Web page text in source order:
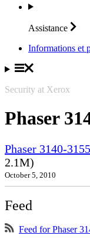
Assistance
Informations et
Security at Xerox
Phaser
Phaser 3140-
2.1M)
October 5, 2010
Feed
Feed for Phaser